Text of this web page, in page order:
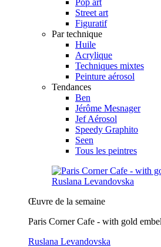
Street art
Figuratif
Par technique
Huile
Acrylique
Techniques mixtes
Peinture aérosol
Tendances
Ben
Jérôme Mesnager
Jef Aérosol
Speedy Graphito
Seen
Tous les peintres
Œuvre de la semaine
Paris Corner Cafe - with gold
Ruslana Levandovska